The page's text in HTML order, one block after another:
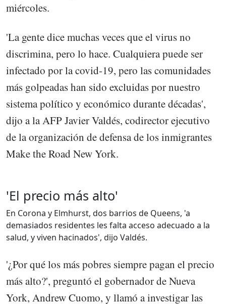
miércoles.
'La gente dice muchas veces que el virus no
discrimina, pero lo hace. Cualquiera puede ser
infectado por la covid-19, pero las comunidades
más golpeadas han sido excluidas por nuestro
sistema político y económico durante décadas',
dijo a la AFP Javier Valdés, codirector ejecutivo
de la organización de defensa de los inmigrantes
Make the Road New York.
'El precio más alto'
En Corona y Elmhurst, dos barrios de Queens, 'a
demasiados residentes les falta acceso adecuado a la
salud, y viven hacinados', dijo Valdés.
'¿Por qué los más pobres siempre pagan el precio
más alto?', preguntó el gobernador de Nueva
York, Andrew Cuomo, y llamó a investigar las